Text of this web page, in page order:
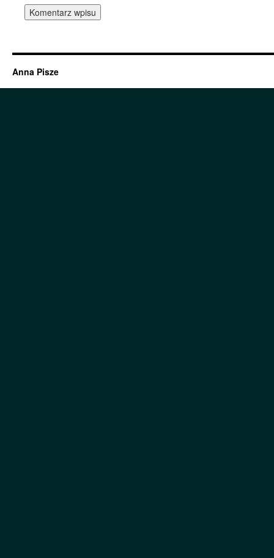
Anna Pisze